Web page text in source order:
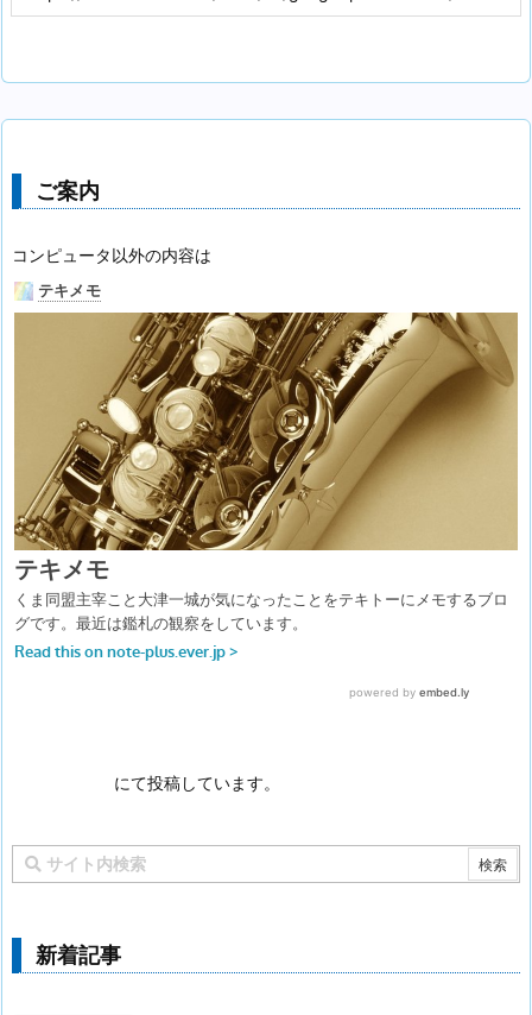
ご案内
コンピュータ以外の内容は
にて投稿しています。
新着記事